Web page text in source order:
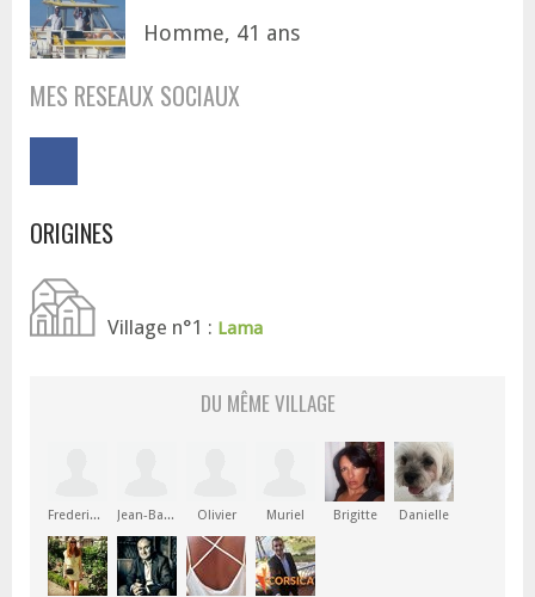
Homme, 41 ans
MES RESEAUX SOCIAUX
ORIGINES
Village n°1 : Lama
DU MÊME VILLAGE
Frederique Jean-Baptiste Olivier Muriel Brigitte Danielle